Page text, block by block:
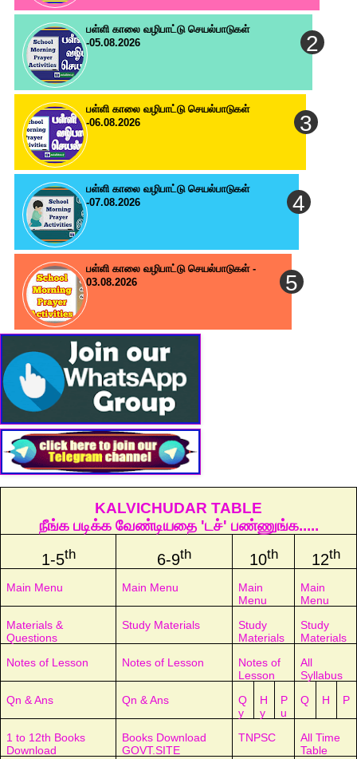
பள்ளி காலை வழிபாட்டு செயல்பாடுகள்
-05.08.2026
பள்ளி காலை வழிபாட்டு செயல்பாடுகள்
-06.08.2026
பள்ளி காலை வழிபாட்டு செயல்பாடுகள்
-07.08.2026
பள்ளி காலை வழிபாட்டு செயல்பாடுகள் -
03.08.2026
KALVICHUDAR TABLE
நீங்க படிக்க வேண்டியதை 'டச்' பண்ணுங்க.....
1-5th 6-9th 10th 12th
Main Menu Main Menu
Main
Menu
Main
Menu
Materials &
Questions
Study Materials
Study
Materials
Study
Materials
Notes of Lesson
Notes of Lesson
Notes of
Lesson
All
Syllabus
Qn & Ans
Qn & Ans
Q
y
H
y
P
u
Q H P
1 to 12th Books
Download
Books Download
GOVT.SITE
TNPSC
All Time
Table